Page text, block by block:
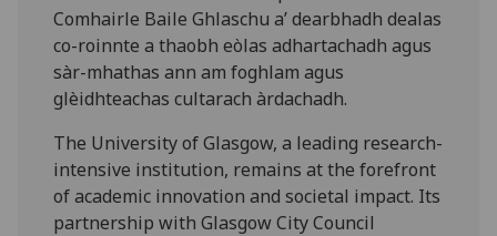
Comhairle Baile Ghlaschu a’ dearbhadh dealas
co-roinnte a thaobh eòlas adhartachadh agus
sàr-mhathas ann am foghlam agus
glèidhteachas cultarach àrdachadh.
The University of Glasgow, a leading research-
intensive institution, remains at the forefront
of academic innovation and societal impact. Its
partnership with Glasgow City Council